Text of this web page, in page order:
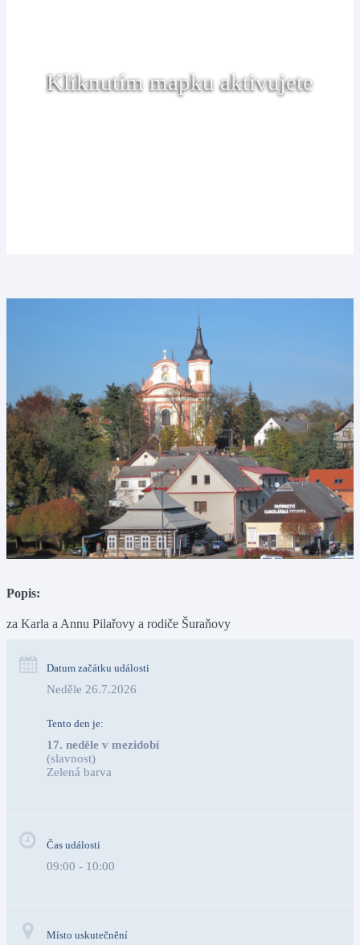
Kliknutím mapku aktivujete
Popis:
za Karla a Annu Pilařovy a rodiče Šuraňovy
Datum začátku události
Neděle 26.7.2026
Tento den je:
17. neděle v mezidobí
(slavnost)
Zelená barva
Čas události
09:00 - 10:00
Místo uskutečnění